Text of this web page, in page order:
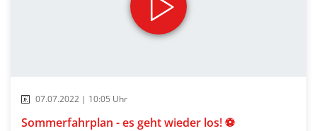
07.07.2022 | 10:05 Uhr
Sommerfahrplan - es geht wieder los! ⚽